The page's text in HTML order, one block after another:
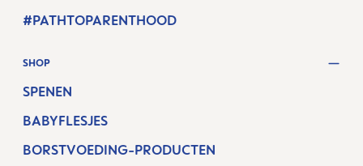
#PATHTOPARENTHOOD
SHOP
SPENEN
BABYFLESJES
BORSTVOEDING-PRODUCTEN